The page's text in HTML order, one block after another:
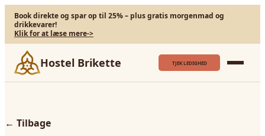
Book direkte og spar op til 25% – plus gratis morgenmad og
drikkevarer!
Klik for at læse mere->
Hostel Brikette TJEK LEDIGHED
← Tilbage